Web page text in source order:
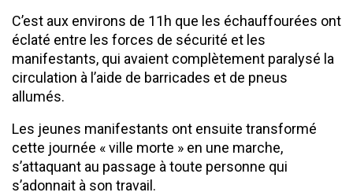
C’est aux environs de 11h que les échauffourées ont
éclaté entre les forces de sécurité et les
manifestants, qui avaient complètement paralysé la
circulation à l’aide de barricades et de pneus
allumés.
Les jeunes manifestants ont ensuite transformé
cette journée « ville morte » en une marche,
s’attaquant au passage à toute personne qui
s’adonnait à son travail.